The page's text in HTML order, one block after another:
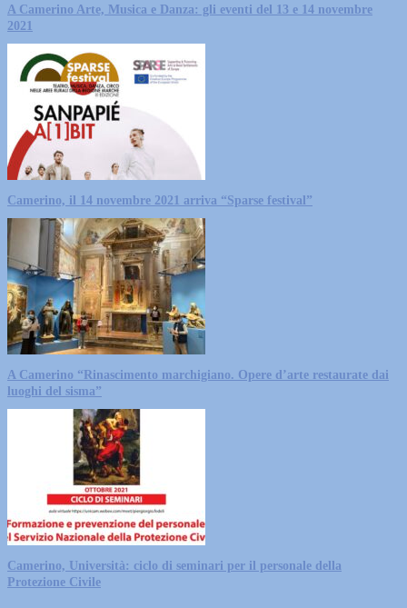
A Camerino Arte, Musica e Danza: gli eventi del 13 e 14 novembre
2021
Camerino, il 14 novembre 2021 arriva “Sparse festival”
A Camerino “Rinascimento marchigiano. Opere d’arte restaurate dai
luoghi del sisma”
Camerino, Università: ciclo di seminari per il personale della
Protezione Civile